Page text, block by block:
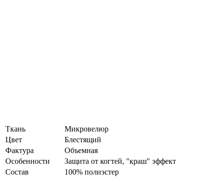
Ткань
Микровелюр
Цвет
Блестящий
Фактура
Объемная
Особенности
Защита от когтей, "краш" эффект
Состав
100% полиэстер